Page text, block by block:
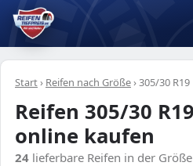
Start› Reifen nach Größe›305/30 R19
Reifen 305/30
online kaufen
24 lieferbare Reifen in der